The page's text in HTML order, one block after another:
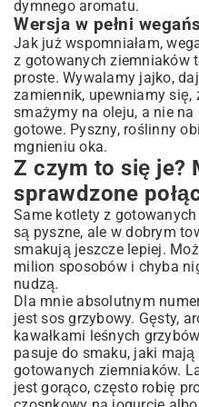
dymnego aromatu.
Wersja w pełni
Jak już wspomniałam,
z gotowanych ziemniaków
proste. Wywalamy jajko,
zamiennik, upewniamy się,
smażymy na oleju, a nie na
gotowe. Pyszny, roślinny
mgnieniu oka.
Z czym to się je?
sprawdzone
Same kotlety z
są pyszne, ale w dobrym
smakują jeszcze lepiej.
milion sposobów i chyba
nudzą.
Dla mnie absolutnym
jest sosgrzybowy. Gęsty,
kawałkami leśnych
pasuje do smaku, jaki
gotowanych ziemniaków.
jest gorąco, często robię